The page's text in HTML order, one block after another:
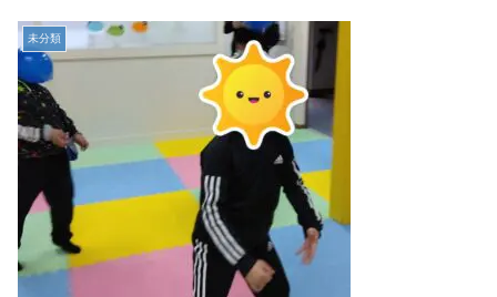
未分類